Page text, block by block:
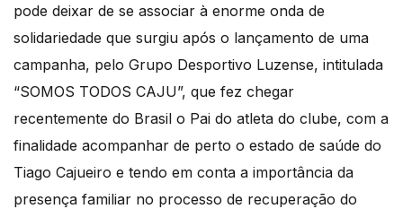
pode deixar de se associar à enorme onda de
solidariedade que surgiu após o lançamento de uma
campanha, pelo Grupo Desportivo Luzense, intitulada
“SOMOS TODOS CAJU”, que fez chegar
recentemente do Brasil o Pai do atleta do clube, com a
finalidade acompanhar de perto o estado de saúde do
Tiago Cajueiro e tendo em conta a importância da
presença familiar no processo de recuperação do